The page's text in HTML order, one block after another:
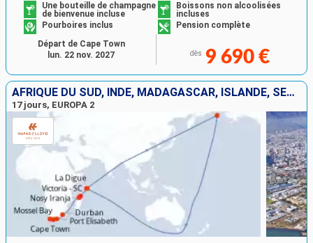
Une bouteille de champagne
de bienvenue incluse
Boissons non alcoolisées
incluses
Pourboires inclus
Pension complète
dès 9 690 €
Départ de Cape Town
lun. 22 nov. 2027
AFRIQUE DU SUD, INDE, MADAGASCAR, ISLANDE, SEYCHELLES
17 jours, EUROPA 2